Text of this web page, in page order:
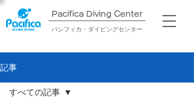
Pacifica Diving Center​
パシフィカ・ダイビングセンター
記事
すべての記事